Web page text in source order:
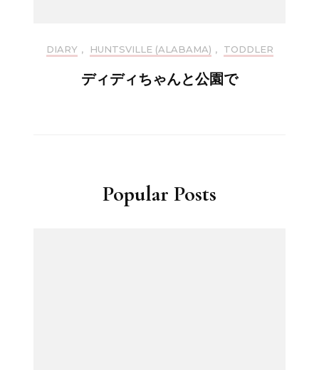
DIARY , HUNTSVILLE (ALABAMA) , TODDLER
ディディちゃんと公園で
Popular Posts